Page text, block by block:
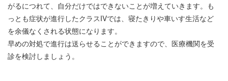
がるにつれて、自分だけではできないことが増えていきます。も
っとも症状が進行したクラスIVでは、寝たきりや車いす生活など
を余儀なくされる状態になります。
早めの対処で進行は送らせることができますので、医療機関を受
診を検討しましょう。